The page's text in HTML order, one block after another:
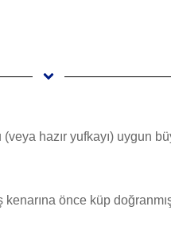
(veya hazır yufkayı) uygun
kenarına önce küp